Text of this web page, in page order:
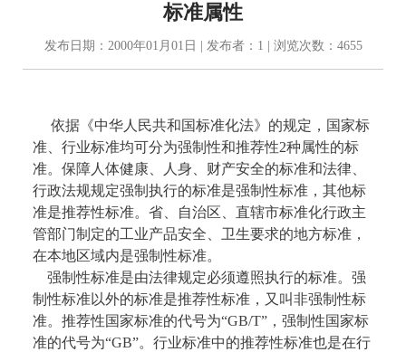
标准属性
发布日期：2000年01月01日 | 发布者：1 | 浏览次数：4655
依据《中华人民共和国标准化法》的规定，国家标
准、行业标准均可分为强制性和推荐性2种属性的标
准。保障人体健康、人身、财产安全的标准和法律、
行政法规规定强制执行的标准是强制性标准，其他标
准是推荐性标准。省、自治区、直辖市标准化行政主
管部门制定的工业产品安全、卫生要求的地方标准，
在本地区域内是强制性标准。
强制性标准是由法律规定必须遵照执行的标准。强
制性标准以外的标准是推荐性标准，又叫非强制性标
准。推荐性国家标准的代号为“GB/T”，强制性国家标
准的代号为“GB”。行业标准中的推荐性标准也是在行